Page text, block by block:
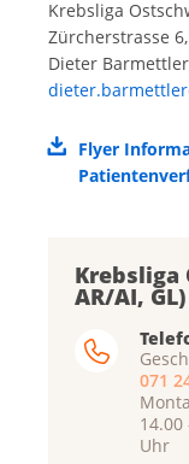
Krebsliga
Zürcherstrasse
Dieter
Flyer
Krebsliga
AR/AI, GL)
071
Uhr